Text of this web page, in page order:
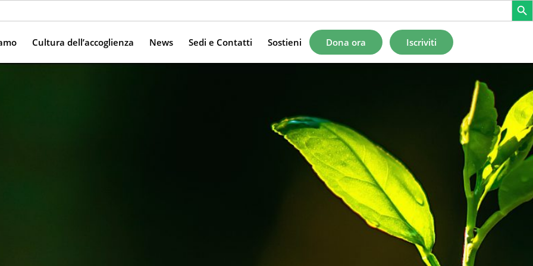
Cultura dell’accoglienza News Sedi e Contatti Sostieni Dona ora Iscriviti